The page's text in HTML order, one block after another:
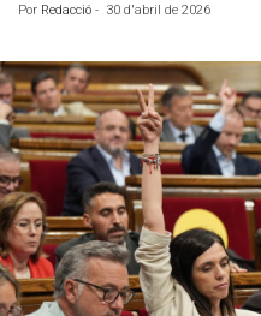
Por Redacció - 30 d'abril de 2026